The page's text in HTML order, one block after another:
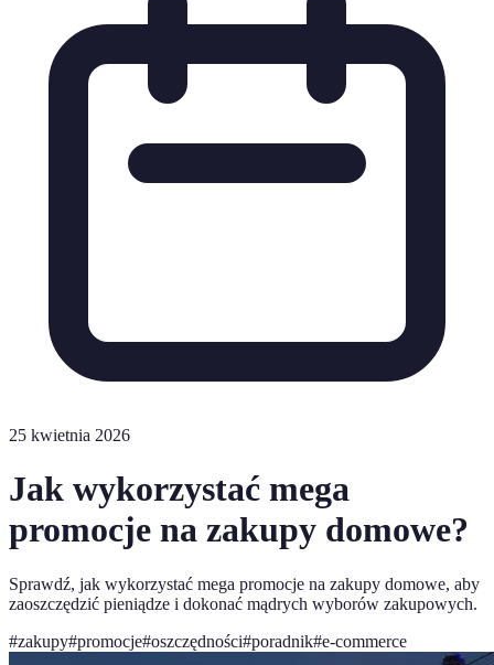
25 kwietnia 2026
Jak wykorzystać mega
promocje na zakupy domowe?
Sprawdź, jak wykorzystać mega promocje na zakupy domowe, aby
zaoszczędzić pieniądze i dokonać mądrych wyborów zakupowych.
#zakupy#promocje#oszczędności#poradnik#e-commerce